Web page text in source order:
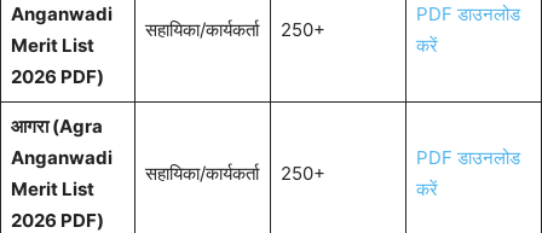
Anganwadi
Merit List
2026 PDF)
सहायिका/कार्यकर्ता 250+
PDF डाउनलोड
करें
आगरा (Agra
Anganwadi
Merit List
2026 PDF)
सहायिका/कार्यकर्ता 250+
PDF डाउनलोड
करें